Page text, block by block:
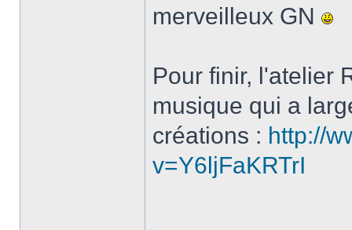
merveilleux GN
Pour finir, l'atelier
musique qui a
créations : http://
v=Y6ljFaKRTrI